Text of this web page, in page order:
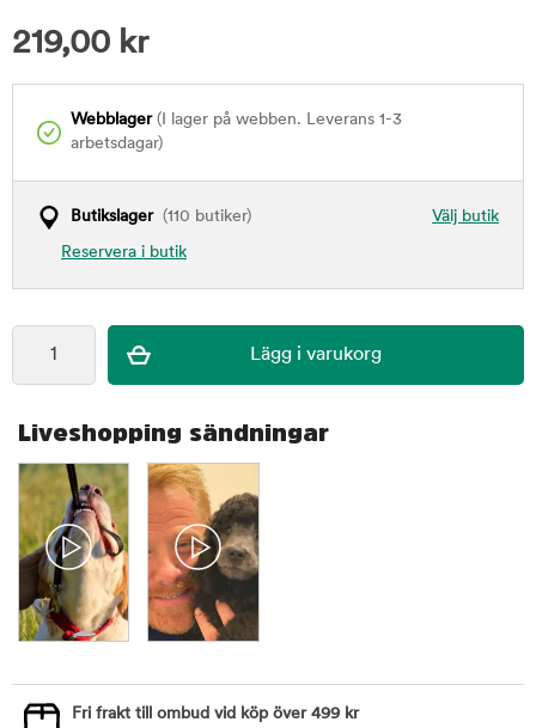
219,00 kr
Webblager(I lager på webben. Leverans 1-3
arbetsdagar)
Välj butik
Butikslager(110 butiker)
Reservera i butik
Liveshopping sändningar
Fri frakt till ombud vid köp över 499 kr